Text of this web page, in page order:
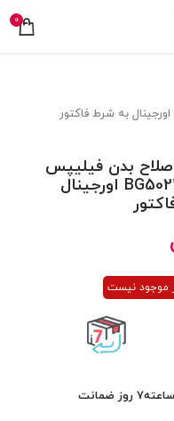
0
بدن فیلیپس
مدل BG5021/15 اورجینال
موجود نیست
7 روز ضمانت